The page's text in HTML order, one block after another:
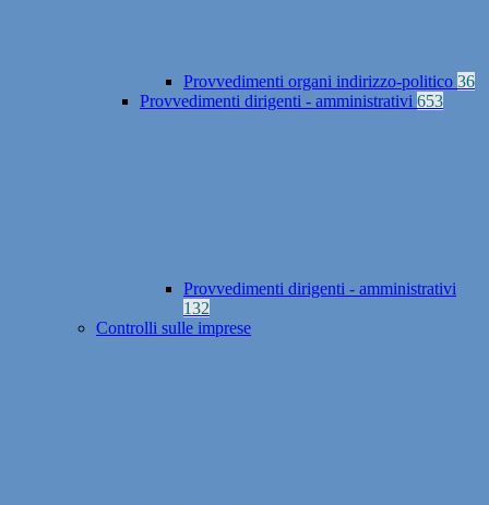
Provvedimenti organi indirizzo-politico 36
Provvedimenti dirigenti - amministrativi 653
Provvedimenti dirigenti - amministrativi
132
Controlli sulle imprese